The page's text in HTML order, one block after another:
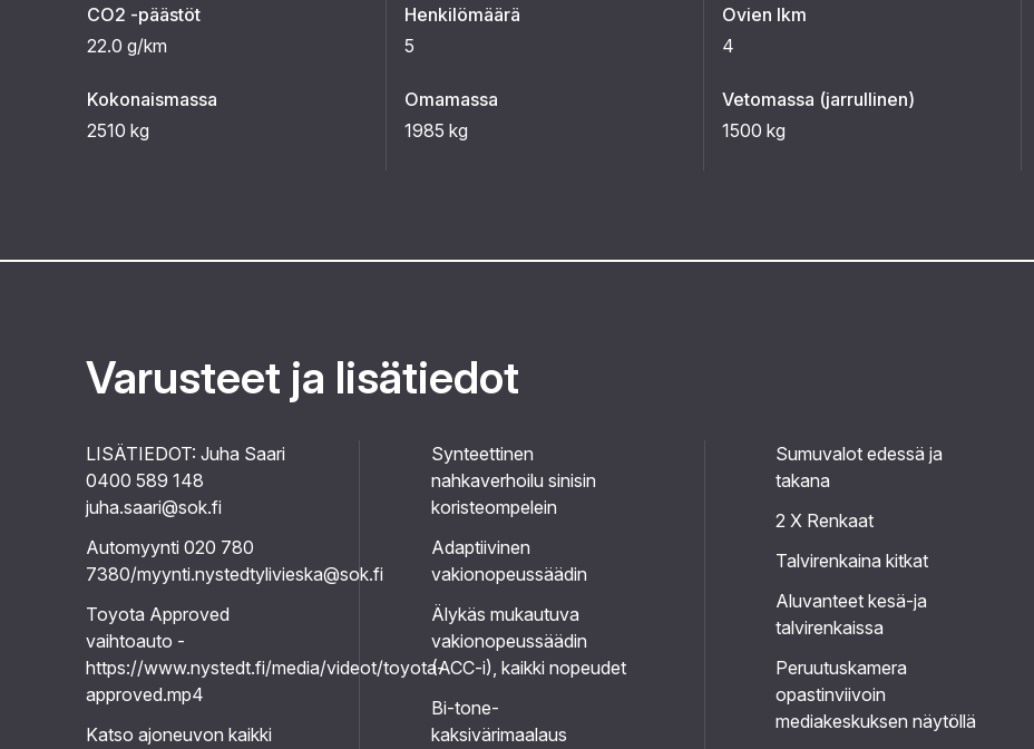
CO2 -päästöt
22.0 g/km
Henkilömäärä
5
Ovien lkm
4
Kokonaismassa
2510 kg
Omamassa
1985 kg
Vetomassa (jarrullinen)
1500 kg
Varusteet ja lisätiedot
LISÄTIEDOT: Juha Saari
0400 589 148
juha.saari@sok.fi
Automyynti 020 780
7380/myynti.nystedtylivieska@sok.fi
Toyota Approved
vaihtoauto -
https://www.nystedt.fi/media/videot/toyota-
approved.mp4
Katso ajoneuvon kaikki
Synteettinen
nahkaverhoilu sinisin
koristeompelein
Adaptiivinen
vakionopeussäädin
Älykäs mukautuva
vakionopeussäädin
(ACC-i), kaikki nopeudet
Bi-tone-
kaksivärimaalaus
Sumuvalot edessä ja
takana
2 X Renkaat
Talvirenkaina kitkat
Aluvanteet kesä-ja
talvirenkaissa
Peruutuskamera
opastinviivoin
mediakeskuksen näytöllä